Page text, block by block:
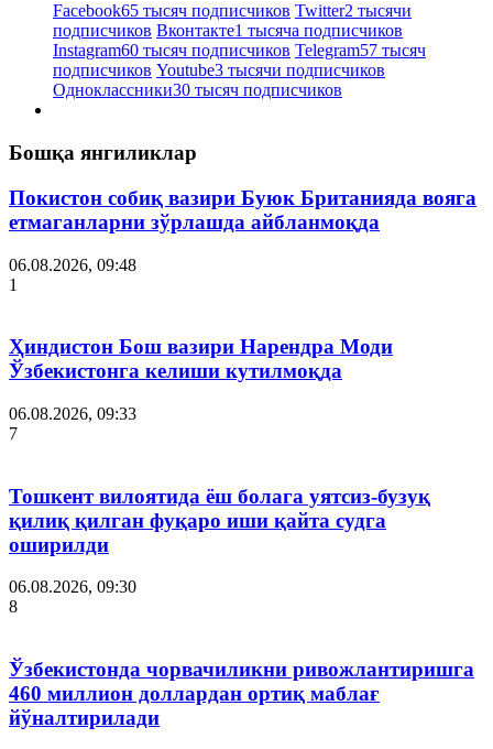
Facebook65 тысяч подписчиков Twitter2 тысячи
подписчиков Вконтакте1 тысяча подписчиков
Instagram60 тысяч подписчиков Telegram57 тысяч
подписчиков Youtube3 тысячи подписчиков
Одноклассники30 тысяч подписчиков
Бошқа янгиликлар
Покистон собиқ вазири Буюк Британияда вояга
етмаганларни зўрлашда айбланмоқда
06.08.2026, 09:48
1
Ҳиндистон Бош вазири Нарендра Моди
Ўзбекистонга келиши кутилмоқда
06.08.2026, 09:33
7
Тошкент вилоятида ёш болага уятсиз-бузуқ
қилиқ қилган фуқаро иши қайта судга
оширилди
06.08.2026, 09:30
8
Ўзбекистонда чорвачиликни ривожлантиришга
460 миллион доллардан ортиқ маблағ
йўналтирилади